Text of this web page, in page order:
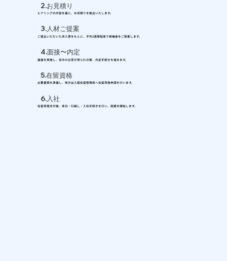
2.お見積り
ヒアリングの内容を基に、お見積りを提出いたします。
3.人材ご提案
ご提出いただいた求人票をもとに、平均2週間程度で候補者をご提案します。
4.面接〜内定
面接を実施し、双方の合意が得られ次第、内定手続きを進めます。
5.在留資格
必要書類を準備し、地方出入国在留管理局へ在留資格申請を行います。
6.入社
在留資格交付後、来日・引越し・入社手続きを行い、就業を開始します。